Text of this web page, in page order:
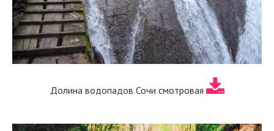
Долина водопадов Сочи смотровая